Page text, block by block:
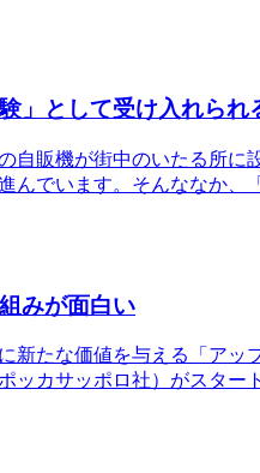
」として受け入れられ
自販機が街中のいたる所に
んでいます。そんななか、
みが面白い
たな価値を与える「アッ
ッカサッポロ社）がスター